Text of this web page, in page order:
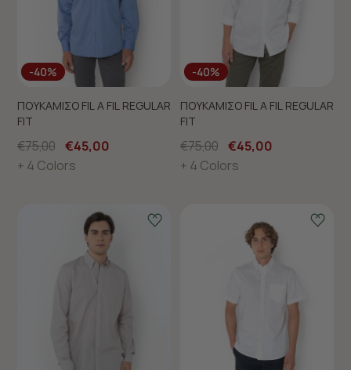
-40%
ΠΟΥΚΑΜΙΣΟ FIL A FIL REGULAR
FIT
€75,00 €45,00
+ 4 Colors
-40%
ΠΟΥΚΑΜΙΣΟ FIL A FIL REGULAR
FIT
€75,00 €45,00
+ 4 Colors
GIFT IDEAS